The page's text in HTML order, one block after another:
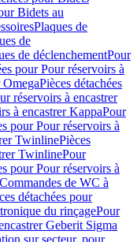
Bidets au
Plaques de
de
de déclenchementPour
pour Pour réservoirs à
OmegaPièces détachées
réservoirs à encastrer
à encastrer KappaPour
pour Pour réservoirs à
TwinlinePièces
TwinlinePour
pour Pour réservoirs à
Commandes de WC à
détachées pour
du rinçagePour
Geberit Sigma
sur secteur, pour